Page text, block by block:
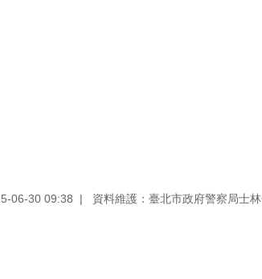
06-30 09:38 資料維護：臺北市政府警察局士